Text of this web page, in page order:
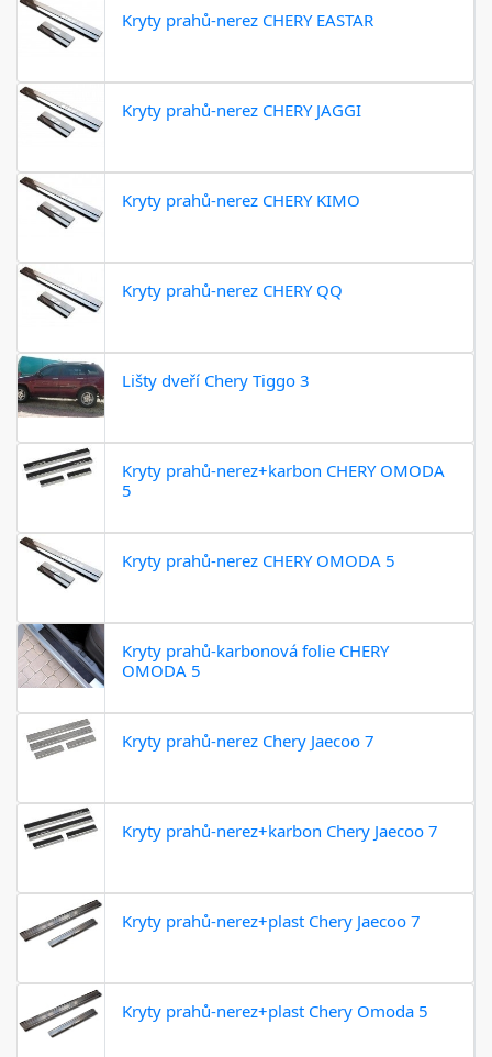
Kryty prahů-nerez CHERY EASTAR
Kryty prahů-nerez CHERY JAGGI
Kryty prahů-nerez CHERY KIMO
Kryty prahů-nerez CHERY QQ
Lišty dveří Chery Tiggo 3
Kryty prahů-nerez+karbon CHERY OMODA
5
Kryty prahů-nerez CHERY OMODA 5
Kryty prahů-karbonová folie CHERY
OMODA 5
Kryty prahů-nerez Chery Jaecoo 7
Kryty prahů-nerez+karbon Chery Jaecoo 7
Kryty prahů-nerez+plast Chery Jaecoo 7
Kryty prahů-nerez+plast Chery Omoda 5